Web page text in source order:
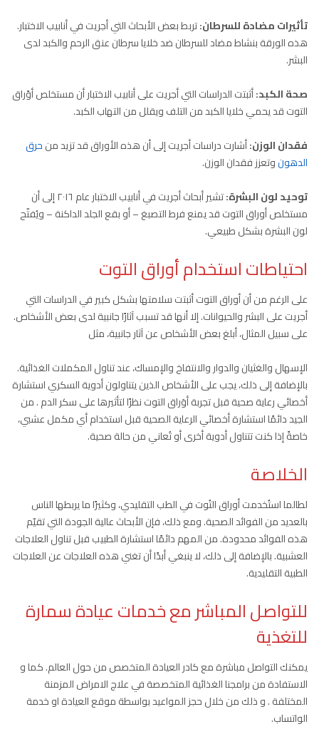
تأثيرات مضادة للسرطان:تربط بعض الأبحاث التي أجريت في أنابيب الاختبار.
هذه الورقة بنشاط مضاد للسرطان ضد خلايا سرطان عنق الرحم والكبد لدى
البشر.
صحة الكبد:أثبتت الدراسات التي أجريت على أنابيب الاختبار أن مستخلص أوًراق
التوت قد يحمي خلايا الكبد من التلف ويقلل من التهاب الكبد.
فقدان الوزن:أشارت دراسات أجريت إلى أن هذه الأوراق قد تزيد منحرق
الدهونوتعزز فقدان الوزن.
توحيد لون البشرة:
تشير أبحاث أجريت في أنابيب الاختبار عام ٢٠١٦ إلى أن
مستخلص أوراق التوت قد يمنع فرط التصبغ – أو بقع الجلد الداكنة – ويُفتّح
لون البشرة بشكل طبيعي.
احتياطات استخدام أوراق التوت
على الرغم من أن أوراق التوت أثبتت سلامتها بشكل كبير في الدراسات التي
أجريت على البشر والحيوانات. إلا أنها قد تسبب آثارًا جانبية لدى بعض الأشخاص.
على سبيل المثال، أبلغ بعض الأشخاص عن آثار جانبية، مثل
الإسهال والغثيان والدوار والانتفاخ والإمساك، عند تناول المكملات الغذائية.
بالإضافة إلى ذلك، يجب على الأشخاص الذين يتناولون أدوية السكري استشارة
أخصائي رعاية صحية قبل تجربة أوَراق التوت نظرًا لتأثيرها على سكر الدم . من
الجيد دائمًا استشارة أخصائي الرعاية الصحية قبل استخدام أي مكمل عشبي،
خاصةً إذا كنت تتناول أدوية أخرى أو تُعاني من حالة صحية.
الخلاصة
لطالما استُخدمت أوراق التُوت في الطب التقليدي، وكثيرًا ما يربطها الناس
بالعديد من الفوائد الصحية. ومع ذلك، فإن الأبحاث عالية الجودة التي تقيّم
هذه الفوائد محدودة. من المهم دائمًا استشارة الطبيب قبل تناول العلاجات
العشبية. بالإضافة إلى ذلك، لا ينبغي أبدًا أن تغني هذه العلاجات عن العلاجات
الطبية التقليدية.
للتواصل المباشر مع خدمات عيادة سمارة
للتغذية
يمكنك التواصل مباشرة مع كادر العيادة المتخصص من حول العالم. كما و
الاستفادة من برامجنا الغذائية المتخصصة في علاج الامراض المزمنة
المختلفة . و ذلك من خلال حجز المواعيد بواسطة موقع العيادة او خدمة
الواتساب.